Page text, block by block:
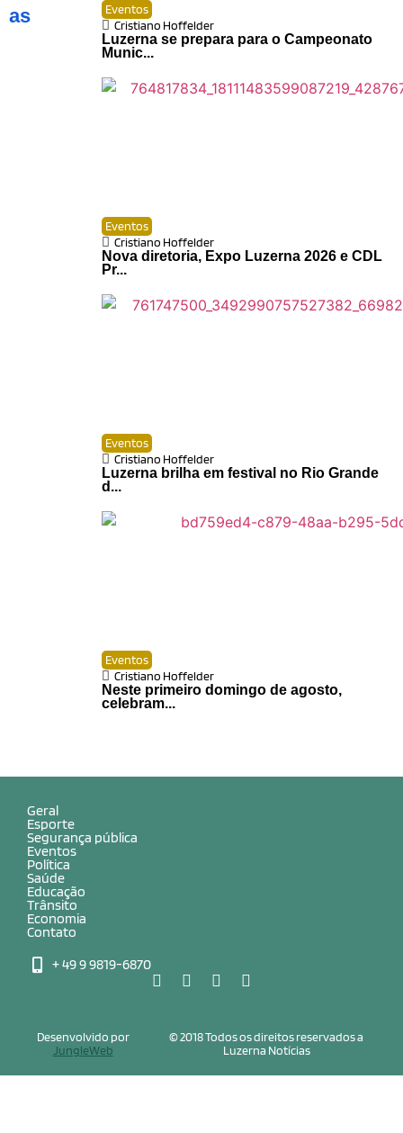
as
Eventos
Cristiano Hoffelder
Luzerna se prepara para o Campeonato
Munic...
Eventos
Cristiano Hoffelder
Nova diretoria, Expo Luzerna 2026 e CDL
Pr...
Eventos
Cristiano Hoffelder
Luzerna brilha em festival no Rio Grande
d...
Eventos
Cristiano Hoffelder
Neste primeiro domingo de agosto,
celebram...
Geral
Esporte
Segurança pública
Eventos
Política
Saúde
Educação
Trânsito
Economia
Contato
+ 49 9 9819-6870
© 2018 Todos os direitos reservados a
Luzerna Notícias
Desenvolvido por
JungleWeb